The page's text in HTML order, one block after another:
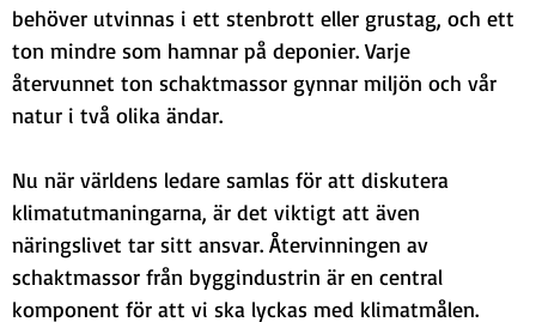
behöver utvinnas i ett stenbrott eller grustag, och ett
ton mindre som hamnar på deponier. Varje
återvunnet ton schaktmassor gynnar miljön och vår
natur i två olika ändar.
Nu när världens ledare samlas för att diskutera
klimatutmaningarna, är det viktigt att även
näringslivet tar sitt ansvar. Återvinningen av
schaktmassor från byggindustrin är en central
komponent för att vi ska lyckas med klimatmålen.